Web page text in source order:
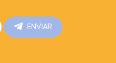
ENVIAR